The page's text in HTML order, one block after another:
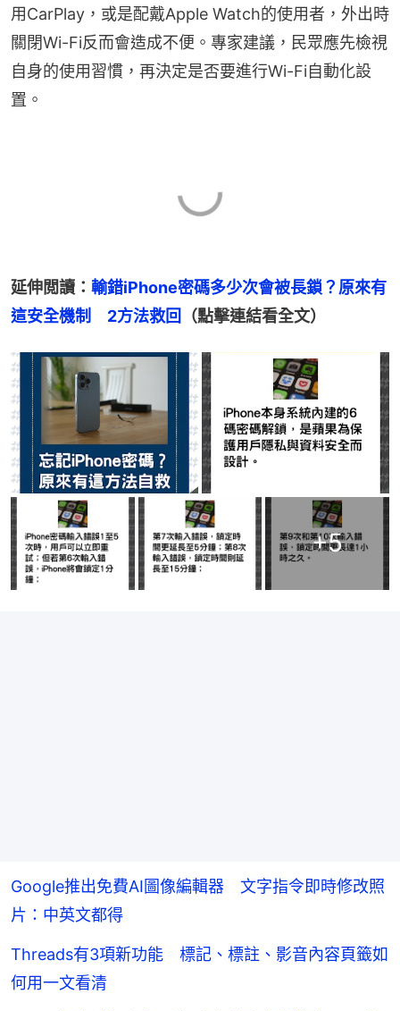
用CarPlay，或是配戴Apple Watch的使用者，外出時
關閉Wi-Fi反而會造成不便。專家建議，民眾應先檢視
自身的使用習慣，再決定是否要進行Wi-Fi自動化設
置。
延伸閲讀： 輸錯iPhone密碼多少次會被長鎖？原來有
這安全機制　2方法救回 （點擊連結看全文）
+5
Google推出免費AI圖像編輯器 文字指令即時修改照
片：中英文都得
Threads有3項新功能 標記、標註、影音內容頁籤如
何用一文看清